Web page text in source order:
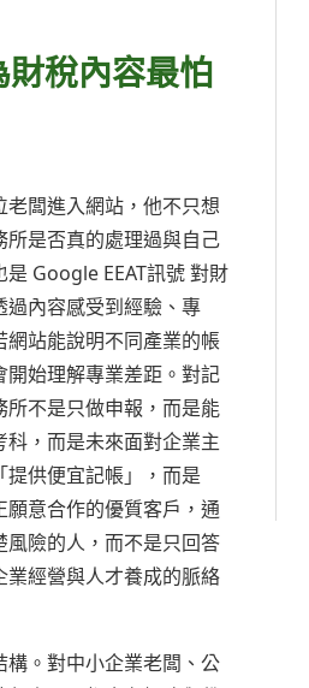
稅內容最怕
闆進入網站，他不只想
是否真的處理過與自己
Google EEAT訊號 對財
內容感受到經驗、專
站能說明不同產業的帳
始理解專業差距。對記
不是只做申報，而是能
，而是未來面對企業主
供便宜記帳」，而是
願意合作的優質客戶，通
險的人，而不是只回答
經營與人才養成的脈絡
。對中小企業老闆、公